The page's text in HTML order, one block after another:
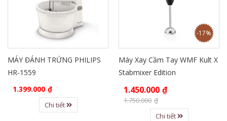
MÁY ĐÁNH TRỨNG PHILIPS
HR-1559
1.399.000 ₫
Chi tiết
-17%
Máy Xay Cầm Tay WMF Kult X
Stabmixer Edition
1.450.000 ₫
1.750.000 ₫
Chi tiết